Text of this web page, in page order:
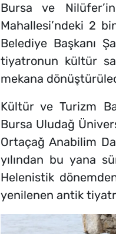
Bursa ve
Mahallesi’ndeki 2
Belediye Başkanı
tiyatronun kültür
mekana
Kültür ve Turizm
Bursa Uludağ
Ortaçağ Anabilim
yılından bu yana
Helenistik
yenilenen antik